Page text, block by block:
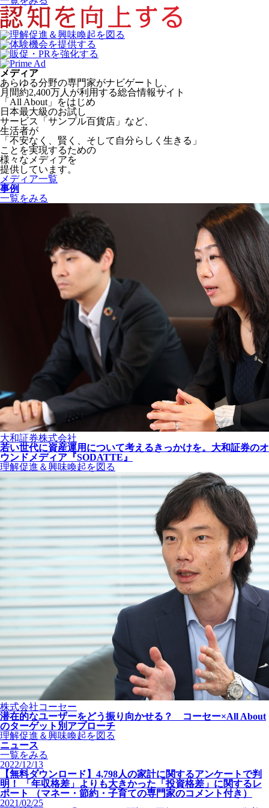
メディア
あらゆる分野の専門家がナビゲートし、
月間約2,400万人が利用する総合情報サイト
「All About」をはじめ
日本最大級のお試し
サービス「サンプル百貨店」など、
生活者が
「不安なく、賢く、そして自分らしく生きる」
ことを実現するための
様々なメディアを
提供しています。
メディア一覧
事例
一覧をみる
大和証券株式会社
若い世代に資産運用について考えるきっかけを。大和証券のオ
ウンドメディア『SODATTE』
理解促進＆興味喚起を図る
株式会社コーセー
潜在的なユーザーをどう振り向かせる？ コーセー×All About
のターゲット別アプローチ
理解促進＆興味喚起を図る
ニュース
一覧をみる
2022/12/13
【無料ダウンロード】4,798人の家計に関するアンケートで判
明！ 「年収格差」よりも大きかった「投資格差」に関するレ
ポート （マネー・節約・子育ての専門家のコメント付き）
2021/02/25